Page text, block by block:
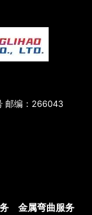
邮编：266043
金属弯曲服务